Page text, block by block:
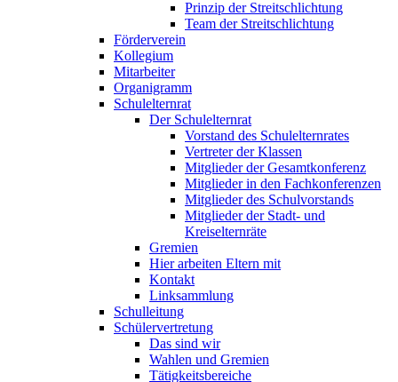
Prinzip der Streitschlichtung
Team der Streitschlichtung
Förderverein
Kollegium
Mitarbeiter
Organigramm
Schulelternrat
Der Schulelternrat
Vorstand des Schulelternrates
Vertreter der Klassen
Mitglieder der Gesamtkonferenz
Mitglieder in den Fachkonferenzen
Mitglieder des Schulvorstands
Mitglieder der Stadt- und
Kreiselternräte
Gremien
Hier arbeiten Eltern mit
Kontakt
Linksammlung
Schulleitung
Schülervertretung
Das sind wir
Wahlen und Gremien
Tätigkeitsbereiche